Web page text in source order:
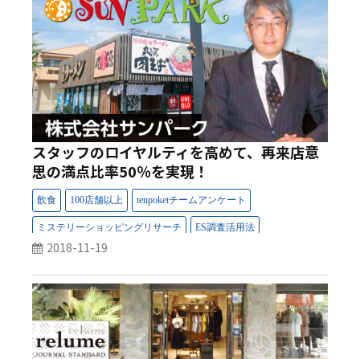
スタッフのロイヤルティを高めて、再来店意
思の満点比率50％を実現！
2018-11-19